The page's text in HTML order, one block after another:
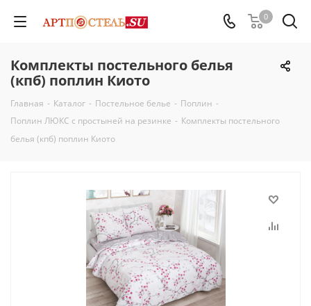
0
Комплекты постельного белья
(кпб) поплин Киото
Главная - Каталог - Постельное белье - Поплин -
Поплин ЛЮКС с простыней на резинке - Комплекты постельного
белья (кпб) поплин Киото